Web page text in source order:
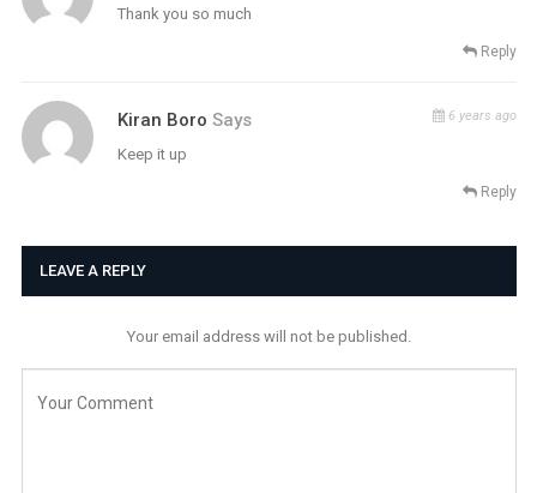
Thank you so much
Reply
Kiran Boro Says 6 years ago
Keep it up
Reply
LEAVE A REPLY
Your email address will not be published.